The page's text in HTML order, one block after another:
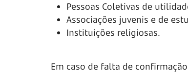
Pessoas Coletivas de
Associações juvenis e de
Instituições religiosas.
Em caso de falta de